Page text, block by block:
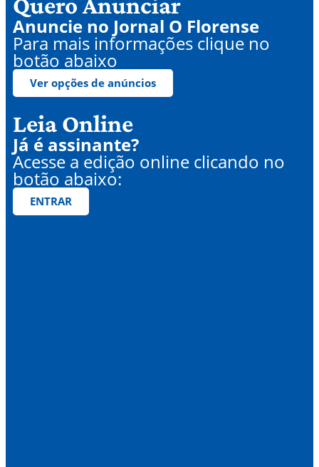
Anuncie no Jornal O Florense
Para mais informações clique no
botão abaixo
Ver opções de anúncios
Leia Online
Já é assinante?
Acesse a edição online clicando no
botão abaixo:
ENTRAR